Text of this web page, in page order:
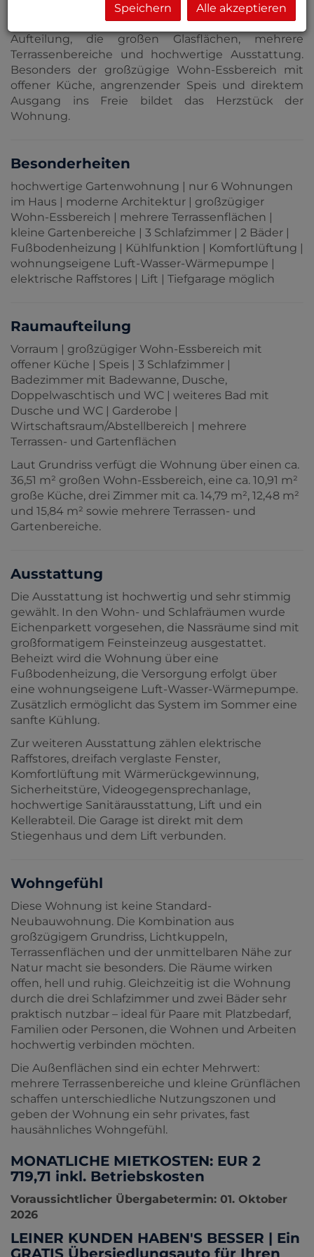
Die Wohnung selbst überzeugt durch ihre klare
Aufteilung, die großen Glasflächen, mehrere
Terrassenbereiche und hochwertige Ausstattung.
Besonders der großzügige Wohn-Essbereich mit
offener Küche, angrenzender Speis und direktem
Ausgang ins Freie bildet das Herzstück der
Wohnung.
Besonderheiten
hochwertige Gartenwohnung | nur 6 Wohnungen
im Haus | moderne Architektur | großzügiger
Wohn-Essbereich | mehrere Terrassenflächen |
kleine Gartenbereiche | 3 Schlafzimmer | 2 Bäder |
Fußbodenheizung | Kühlfunktion | Komfortlüftung |
wohnungseigene Luft-Wasser-Wärmepumpe |
elektrische Raffstores | Lift | Tiefgarage möglich
Raumaufteilung
Vorraum | großzügiger Wohn-Essbereich mit
offener Küche | Speis | 3 Schlafzimmer |
Badezimmer mit Badewanne, Dusche,
Doppelwaschtisch und WC | weiteres Bad mit
Dusche und WC | Garderobe |
Wirtschaftsraum/Abstellbereich | mehrere
Terrassen- und Gartenflächen
Laut Grundriss verfügt die Wohnung über einen ca.
36,51 m² großen Wohn-Essbereich, eine ca. 10,91 m²
große Küche, drei Zimmer mit ca. 14,79 m², 12,48 m²
und 15,84 m² sowie mehrere Terrassen- und
Gartenbereiche.
Ausstattung
Die Ausstattung ist hochwertig und sehr stimmig
gewählt. In den Wohn- und Schlafräumen wurde
Eichenparkett vorgesehen, die Nassräume sind mit
großformatigem Feinsteinzeug ausgestattet.
Beheizt wird die Wohnung über eine
Fußbodenheizung, die Versorgung erfolgt über
eine wohnungseigene Luft-Wasser-Wärmepumpe.
Zusätzlich ermöglicht das System im Sommer eine
sanfte Kühlung.
Zur weiteren Ausstattung zählen elektrische
Raffstores, dreifach verglaste Fenster,
Komfortlüftung mit Wärmerückgewinnung,
Sicherheitstüre, Videogegensprechanlage,
hochwertige Sanitärausstattung, Lift und ein
Kellerabteil. Die Garage ist direkt mit dem
Stiegenhaus und dem Lift verbunden.
Wohngefühl
Diese Wohnung ist keine Standard-
Neubauwohnung. Die Kombination aus
großzügigem Grundriss, Lichtkuppeln,
Terrassenflächen und der unmittelbaren Nähe zur
Natur macht sie besonders. Die Räume wirken
offen, hell und ruhig. Gleichzeitig ist die Wohnung
durch die drei Schlafzimmer und zwei Bäder sehr
praktisch nutzbar – ideal für Paare mit Platzbedarf,
Familien oder Personen, die Wohnen und Arbeiten
hochwertig verbinden möchten.
Die Außenflächen sind ein echter Mehrwert:
mehrere Terrassenbereiche und kleine Grünflächen
schaffen unterschiedliche Nutzungszonen und
geben der Wohnung ein sehr privates, fast
hausähnliches Wohngefühl.
MONATLICHE MIETKOSTEN: EUR 2
719,71 inkl. Betriebskosten
Voraussichtlicher Übergabetermin: 01. Oktober
2026
LEINER KUNDEN HABEN'S BESSER | Ein
GRATIS Übersiedlungsauto für Ihren
Speichern Alle akzeptieren